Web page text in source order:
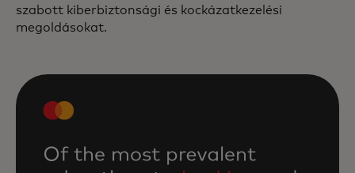
szabott kiberbiztonsági és kockázatkezelési
megoldásokat.